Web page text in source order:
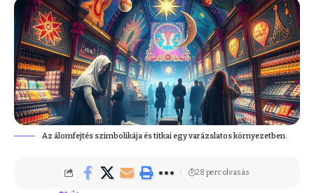
Az álomfejtés szimbolikája és titkai egy varázslatos környezetben.
28 perc olvasás